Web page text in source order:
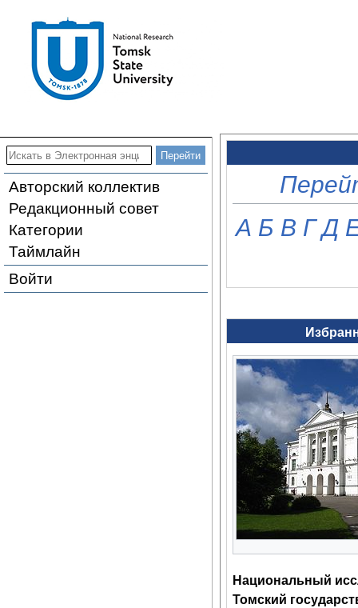
Авторский коллектив
Редакционный совет
Категории
Таймлайн
Войти
A Б В Г Д
Национальный
Томский